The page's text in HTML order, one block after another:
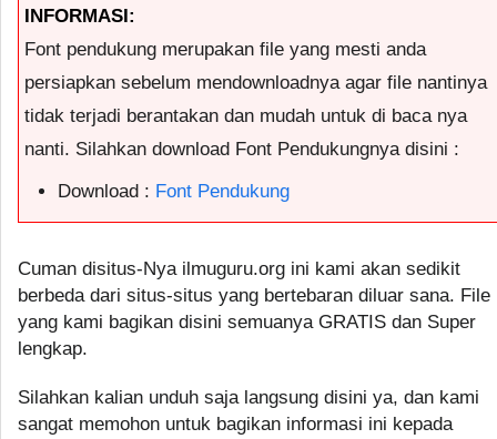
INFORMASI:
Font pendukung merupakan file yang mesti anda
persiapkan sebelum mendownloadnya agar file nantinya
tidak terjadi berantakan dan mudah untuk di baca nya
nanti. Silahkan download Font Pendukungnya disini :
Download : Font Pendukung
Cuman disitus-Nya ilmuguru.org ini kami akan sedikit
berbeda dari situs-situs yang bertebaran diluar sana. File
yang kami bagikan disini semuanya GRATIS dan Super
lengkap.
Silahkan kalian unduh saja langsung disini ya, dan kami
sangat memohon untuk bagikan informasi ini kepada